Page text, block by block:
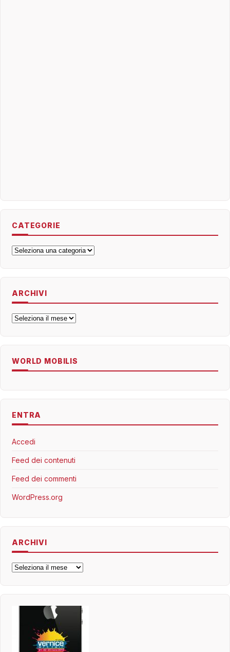
CATEGORIE
Categorie
ARCHIVI
Archivi
WORLD MOBILIS
ENTRA
Accedi
Feed dei contenuti
Feed dei commenti
WordPress.org
ARCHIVI
Archivi